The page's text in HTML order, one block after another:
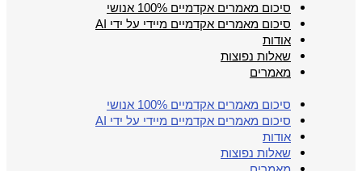
סיכום מאמרים אקדמיים 100% אנושי
סיכום מאמרים אקדמיים מיידי על ידי AI
אודות
שאלות נפוצות
מאמרים
סיכום מאמרים אקדמיים 100% אנושי
סיכום מאמרים אקדמיים מיידי על ידי AI
אודות
שאלות נפוצות